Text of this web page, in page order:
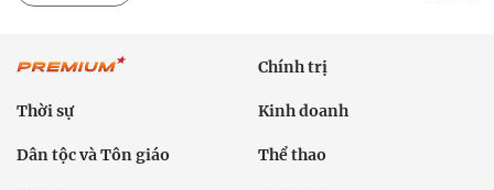
Chính trị
Thời sự Kinh doanh
Dân tộc và Tôn giáo Thể thao